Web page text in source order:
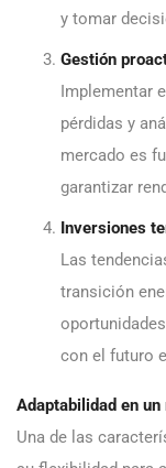
y tomar
Gestión
Implementar
pérdidas y
mercado es
garantizar
Inversiones
Las
transición
con el futuro
Adaptabilidad en
Una de las